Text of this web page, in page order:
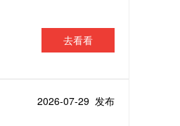
去看看
2026-07-29 发布